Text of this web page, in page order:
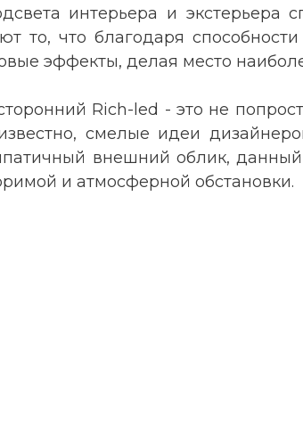
интерьера и
то, что благодаря
эффекты, делая место
Rich-led - это не
смелые идеи
внешний облик,
и атмосферной обстановки.